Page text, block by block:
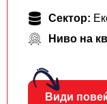
Сектор:
Ниво на
Види